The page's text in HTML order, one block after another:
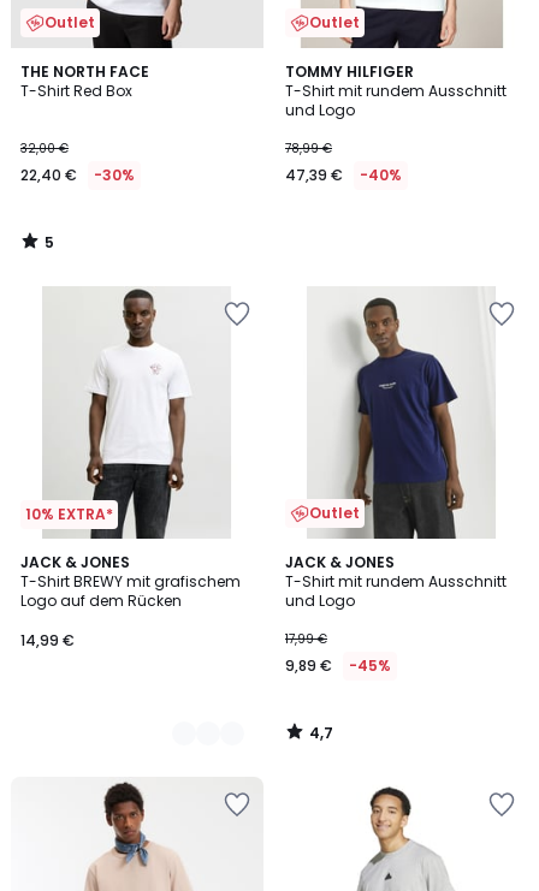
Outlet
THE NORTH FACE
T-Shirt Red Box
32,00 €
22,40 € -30%
5
/
5
/
Outlet
TOMMY HILFIGER
T-Shirt mit rundem Ausschnitt
und Logo
78,99 €
47,39 € -40%
10% EXTRA*
JACK & JONES
T-Shirt BREWY mit grafischem
Logo auf dem Rücken
14,99 €
4
Farben
Outlet
JACK & JONES
T-Shirt mit rundem Ausschnitt
und Logo
17,99 €
9,89 € -45%
4,7
/ 5
4,7
/